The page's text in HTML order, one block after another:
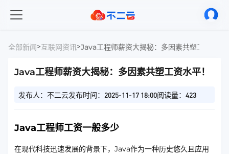
全部新闻>互联网资讯>Java工程师薪资大揭秘：多因素共塑工资水平
Java工程师薪资大揭秘：多因素共塑工资水平！
发布人：不二云发布时间：2025-11-17 18:00阅读量：423
Java工程师工资一般多少
在现代科技迅速发展的背景下，Java作为一种历史悠久且应用